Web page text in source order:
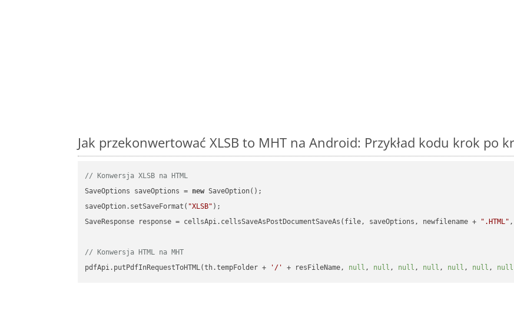
Jak przekonwertować XLSB to MHT na Android: Przykład kodu krok po
// Konwersja XLSB na HTML
SaveOptions saveOptions = new SaveOption();
saveOption.setSaveFormat( "XLSB" );
SaveResponse response = cellsApi.cellsSaveAsPostDocumentSaveAs(file, saveOptions, newfilename +
".HTML"
// Konwersja HTML na MHT
pdfApi.putPdfInRequestToHTML(th.tempFolder +
'/' + resFileName, null , null , null , null , null , null , null